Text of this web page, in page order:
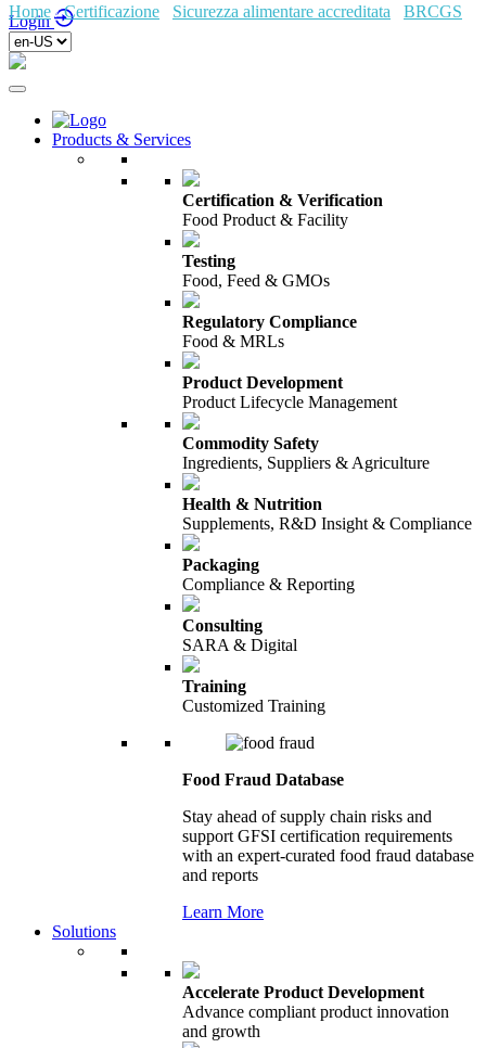
Login
Products & Services
Certification & Verification
Food Product & Facility
Testing
Food, Feed & GMOs
Regulatory Compliance
Food & MRLs
Product Development
Product Lifecycle Management
Commodity Safety
Ingredients, Suppliers & Agriculture
Health & Nutrition
Supplements, R&D Insight & Compliance
Packaging
Compliance & Reporting
Consulting
SARA & Digital
Training
Customized Training
Food Fraud Database
Stay ahead of supply chain risks and
support GFSI certification requirements
with an expert-curated food fraud database
and reports
Learn More
Solutions
Accelerate Product Development
Advance compliant product innovation
and growth
Home /Certificazione Sicurezza alimentare accreditata BRCGS